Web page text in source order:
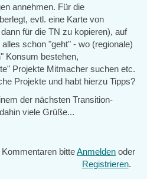
annehmen. Für die
evtl. eine Karte von
für die TN zu kopieren), auf
schon "geht" - wo (regionale)
Konsum bestehen,
Projekte Mitmacher suchen etc.
Projekte und habt hierzu Tipps?
der nächsten Transition-
viele Grüße...
bitteAnmelden oder
Registrieren.